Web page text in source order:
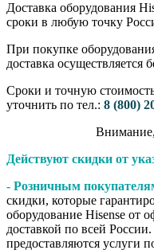
Доставка оборудования
сроки в любую точку
При покупке
доставка осуществляется
Сроки и точную
уточнить по тел.: 8 (800)
Действуют скидки от
- Розничным
скидки, которые
оборудование Hisense от
доставкой по всей
предоставляются услуги